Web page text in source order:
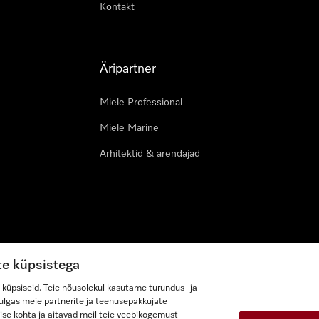
Kontakt
Äripartner
Miele Professional
Miele Marine
Arhitektid & arendajad
küpsistega
Teie nõusolekul kasutame turundus- ja
meie partnerite ja teenusepakkujate
kohta ja aitavad meil teie veebikogemust